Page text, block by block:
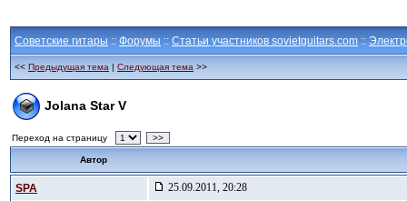
Советские гитары :: Форумы :: Статьи участников sovietguitars.com ::
<< Предыдущая тема | Следующая тема >>
Jolana Star V
Переход на страницу >>
Автор
SPA 25.09.2011, 20:28